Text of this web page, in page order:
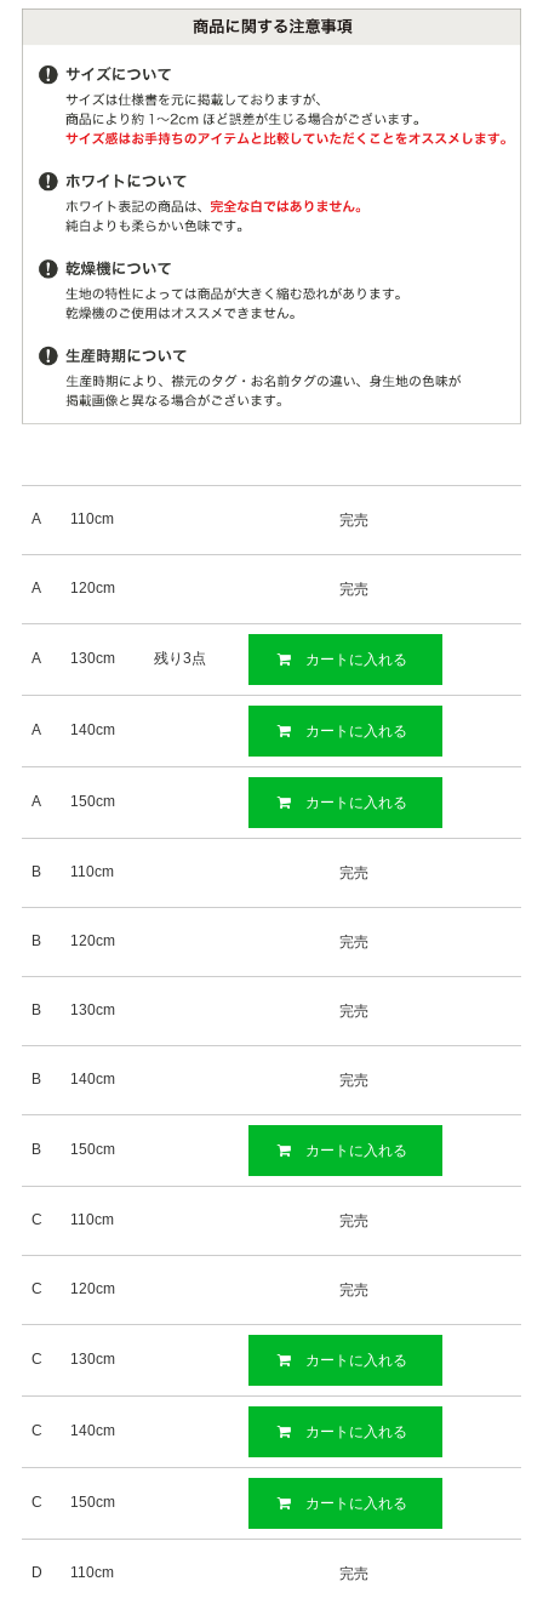
A 110cm 完売
A 120cm 完売
A 130cm 残り3点 カートに入れる
A 140cm カートに入れる
A 150cm カートに入れる
B 110cm 完売
B 120cm 完売
B 130cm 完売
B 140cm 完売
B 150cm カートに入れる
C 110cm 完売
C 120cm 完売
C 130cm カートに入れる
C 140cm カートに入れる
C 150cm カートに入れる
D 110cm 完売